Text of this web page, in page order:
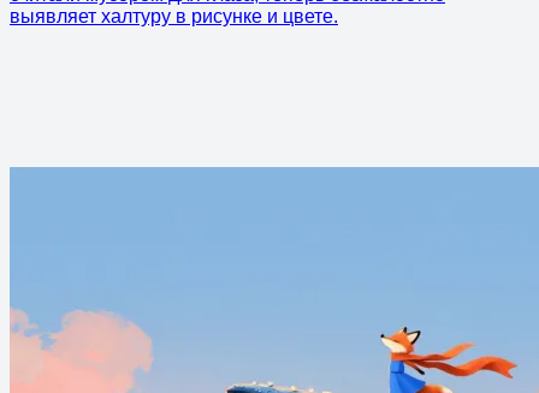
выявляет халтуру в рисунке и цвете.